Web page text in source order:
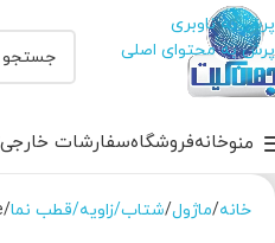
پرش به ناوبری
پرش به محتوای اصلی
منوخانهفروشگاهسفارشات خارجی
خانه ماژول شتاب/زاویه/قطب نما